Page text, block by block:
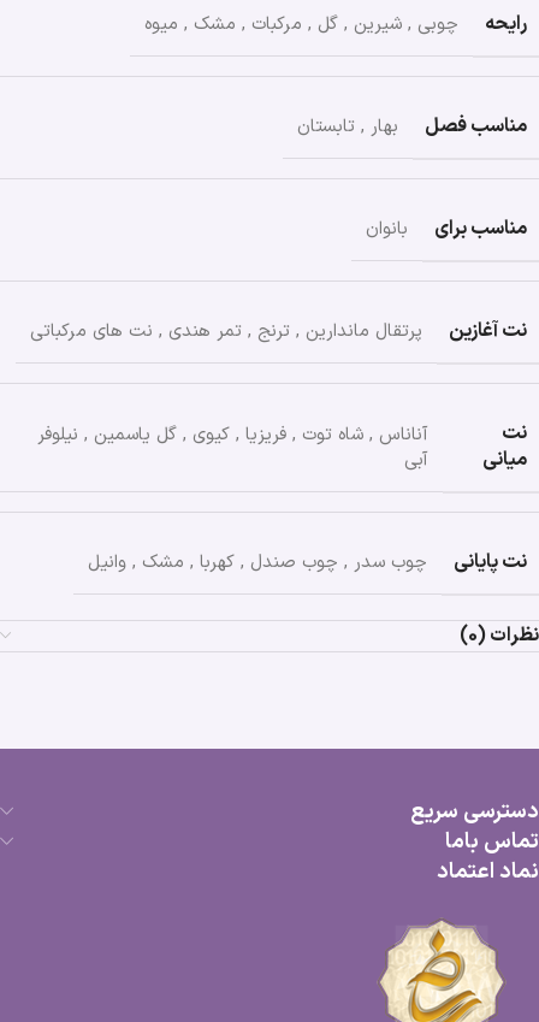
رایحه چوبی , شیرین , گل , مرکبات , مشک , میوه
مناسب فصل بهار , تابستان
مناسب برای بانوان
نت آغازین پرتقال ماندارین , ترنج , تمر هندی , نت های مرکباتی
نت
میانی
آناناس , شاه توت , فریزیا , کیوی , گل یاسمین , نیلوفر
آبی
نت پایانی چوب سدر , چوب صندل , کهربا , مشک , وانیل
نظرات (0)
دسترسی سریع
تماس باما
نماد اعتماد